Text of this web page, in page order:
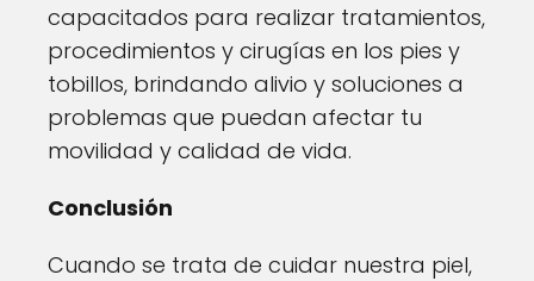
capacitados para realizar tratamientos,
procedimientos y cirugías en los pies y
tobillos, brindando alivio y soluciones a
problemas que puedan afectar tu
movilidad y calidad de vida.
Conclusión
Cuando se trata de cuidar nuestra piel,